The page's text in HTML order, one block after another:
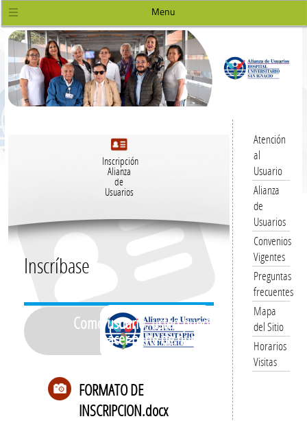
Menu
Inscripción
Alianza
de
Usuarios
Inscríbase
Como usuario, usted puede
hacer parte de nuestra
FORMATO DE
INSCRIPCION.docx
Atención
al
Usuario
Alianza
de
Usuarios
Convenios
Vigentes
Preguntas
frecuentes
Mapa
del Sitio
Horarios
Visitas